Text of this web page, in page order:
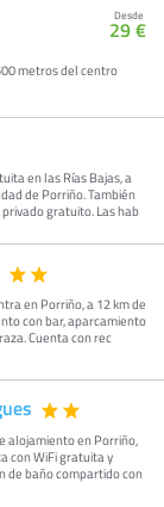
metros del centro
Desde
29 €
en las Rías Bajas, a
de Porriño. También
gratuito. Las hab
en Porriño, a 12 km de
con bar, aparcamiento
Cuenta con rec
alojamiento en Porriño,
con WiFi gratuita y
de baño compartido con